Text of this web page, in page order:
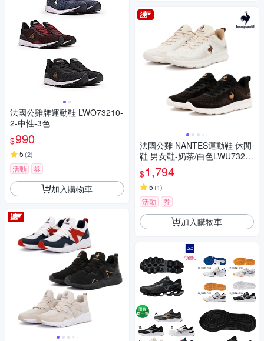
法國公雞牌運動鞋 LWO73210-
2-中性-3色
$990
5 (2)
活動 券
加入購物車
法國公雞 NANTES運動鞋 休閒
鞋 男女鞋-奶茶/白色LWU7327
$1,794
5 (1)
活動 券
加入購物車